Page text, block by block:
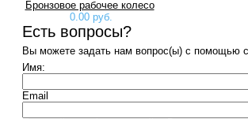
Бронзовое рабочее колесо
0.00 руб.
Есть вопросы?
Вы можете задать нам вопрос(ы) с помощью
Имя:
Email